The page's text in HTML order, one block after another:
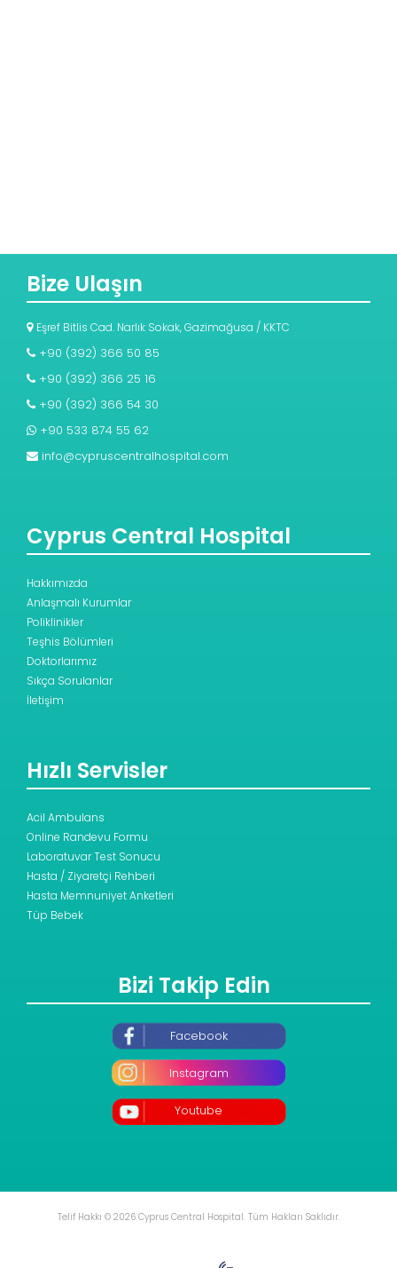
Bize Ulaşın
Eşref Bitlis Cad. Narlık Sokak, Gazimağusa / KKTC
+90 (392) 366 50 85
+90 (392) 366 25 16
+90 (392) 366 54 30
+90 533 874 55 62
info@cypruscentralhospital.com
Cyprus Central Hospital
Hakkımızda
Anlaşmalı Kurumlar
Poliklinikler
Teşhis Bölümleri
Doktorlarımız
Sıkça Sorulanlar
İletişim
Hızlı Servisler
Acil Ambulans
Online Randevu Formu
Laboratuvar Test Sonucu
Hasta / Ziyaretçi Rehberi
Hasta Memnuniyet Anketleri
Tüp Bebek
Bizi Takip Edin
Facebook
Instagram
Youtube
Telif Hakkı © 2026 Cyprus Central Hospital. Tüm Hakları Saklıdır.